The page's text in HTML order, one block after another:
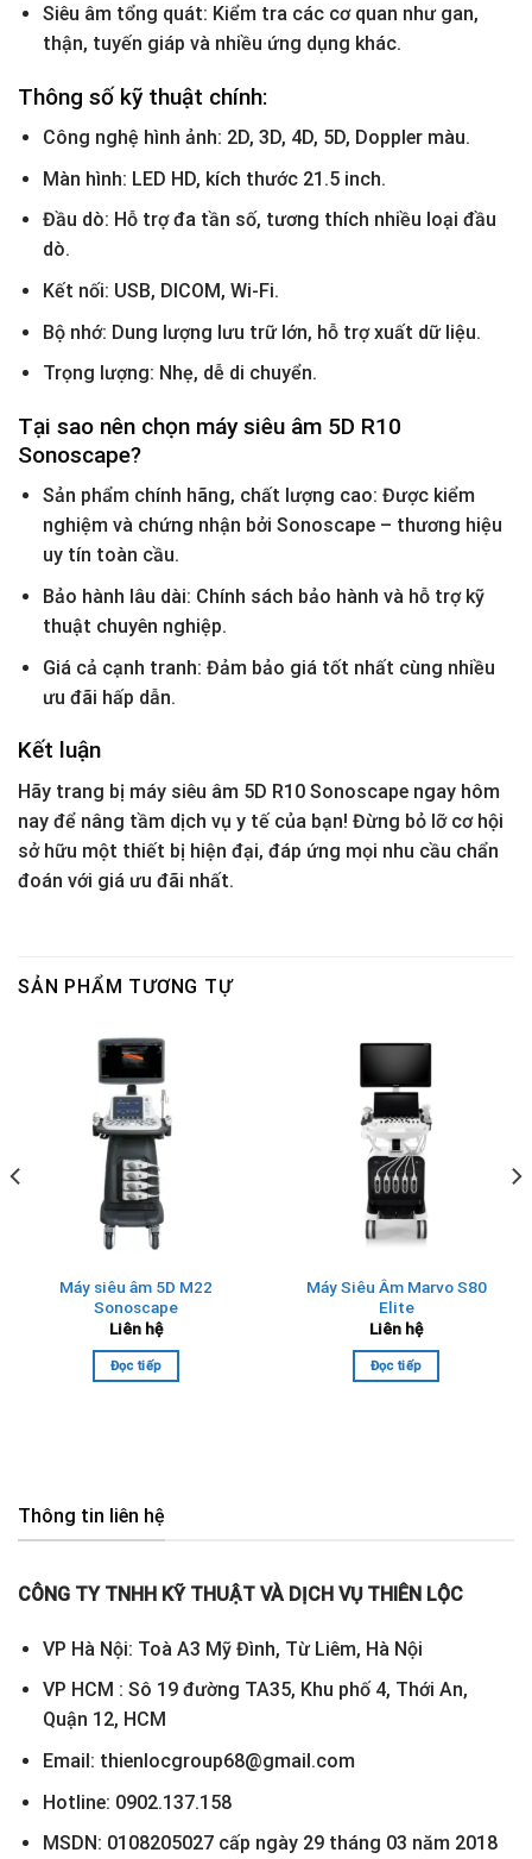
Siêu âm tổng quát: Kiểm tra các cơ quan như gan,
thận, tuyến giáp và nhiều ứng dụng khác.
Thông số kỹ thuật chính:
Công nghệ hình ảnh: 2D, 3D, 4D, 5D, Doppler màu.
Màn hình: LED HD, kích thước 21.5 inch.
Đầu dò: Hỗ trợ đa tần số, tương thích nhiều loại đầu
dò.
Kết nối: USB, DICOM, Wi-Fi.
Bộ nhớ: Dung lượng lưu trữ lớn, hỗ trợ xuất dữ liệu.
Trọng lượng: Nhẹ, dễ di chuyển.
Tại sao nên chọn máy siêu âm 5D R10
Sonoscape?
Sản phẩm chính hãng, chất lượng cao: Được kiểm
nghiệm và chứng nhận bởi Sonoscape – thương hiệu
uy tín toàn cầu.
Bảo hành lâu dài: Chính sách bảo hành và hỗ trợ kỹ
thuật chuyên nghiệp.
Giá cả cạnh tranh: Đảm bảo giá tốt nhất cùng nhiều
ưu đãi hấp dẫn.
Kết luận
Hãy trang bị máy siêu âm 5D R10 Sonoscape ngay hôm
nay để nâng tầm dịch vụ y tế của bạn! Đừng bỏ lỡ cơ hội
sở hữu một thiết bị hiện đại, đáp ứng mọi nhu cầu chẩn
đoán với giá ưu đãi nhất.
SẢN PHẨM TƯƠNG TỰ
Máy siêu âm 5D M22
Sonoscape
Liên hệ
Đọc tiếp
Máy Siêu Âm Marvo S80
Elite
Liên hệ
Đọc tiếp
Thông tin liên hệ
CÔNG TY TNHH KỸ THUẬT VÀ DỊCH VỤ THIÊN LỘC
VP Hà Nội: Toà A3 Mỹ Đình, Từ Liêm, Hà Nội
VP HCM : Sô 19 đường TA35, Khu phố 4, Thới An,
Quận 12, HCM
Email: thienlocgroup68@gmail.com
Hotline: 0902.137.158
MSDN: 0108205027 cấp ngày 29 tháng 03 năm 2018